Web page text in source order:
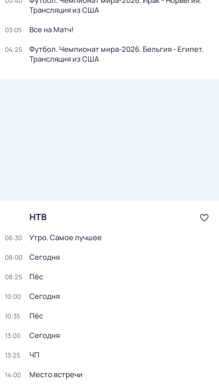
Трансляция из США
03:05 Все на Матч!
04:25
Футбол. Чемпионат мира-2026. Бельгия - Египет.
Трансляция из США
НТВ
06:30 Утро. Самое лучшее
08:00 Сегодня
08:25 Пёс
10:00 Сегодня
10:35 Пёс
13:00 Сегодня
13:25 ЧП
14:00 Место встречи